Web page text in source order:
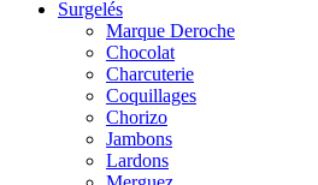
Surgelés
Marque Deroche
Chocolat
Charcuterie
Coquillages
Chorizo
Jambons
Lardons